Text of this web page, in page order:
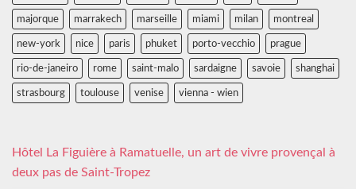
majorque marrakech marseille miami milan montreal
new-york nice paris phuket porto-vecchio prague
rio-de-janeiro rome saint-malo sardaigne savoie shanghai
strasbourg toulouse venise vienna - wien
Hôtel La Figuière à Ramatuelle, un art de vivre provençal à
deux pas de Saint-Tropez